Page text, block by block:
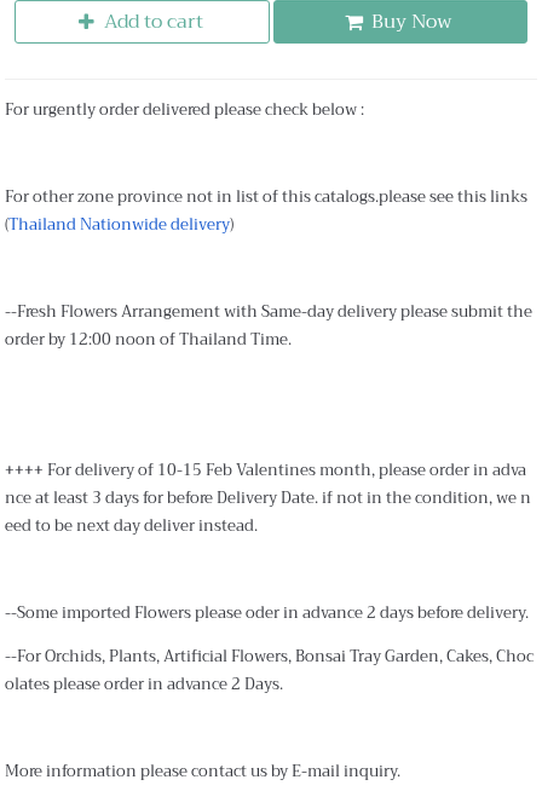
Add to cart Buy Now
For urgently order delivered please check below :
For other zone province not in list of this catalogs.please see this links
(Thailand Nationwide delivery)
--Fresh Flowers Arrangement with Same-day delivery please submit the
order by 12:00 noon of Thailand Time.
++++ For delivery of 10-15 Feb Valentines month, please order in adva
nce at least 3 days for before Delivery Date. if not in the condition, we n
eed to be next day deliver instead.
--Some imported Flowers please oder in advance 2 days before delivery.
--For Orchids, Plants, Artificial Flowers, Bonsai Tray Garden, Cakes, Choc
olates please order in advance 2 Days.
More information please contact us by E-mail inquiry.